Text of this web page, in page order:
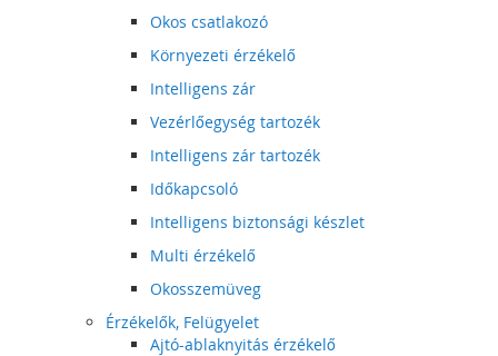
Okos csatlakozó
Környezeti érzékelő
Intelligens zár
Vezérlőegység tartozék
Intelligens zár tartozék
Időkapcsoló
Intelligens biztonsági készlet
Multi érzékelő
Okosszemüveg
Érzékelők, Felügyelet
Ajtó-ablaknyitás érzékelő